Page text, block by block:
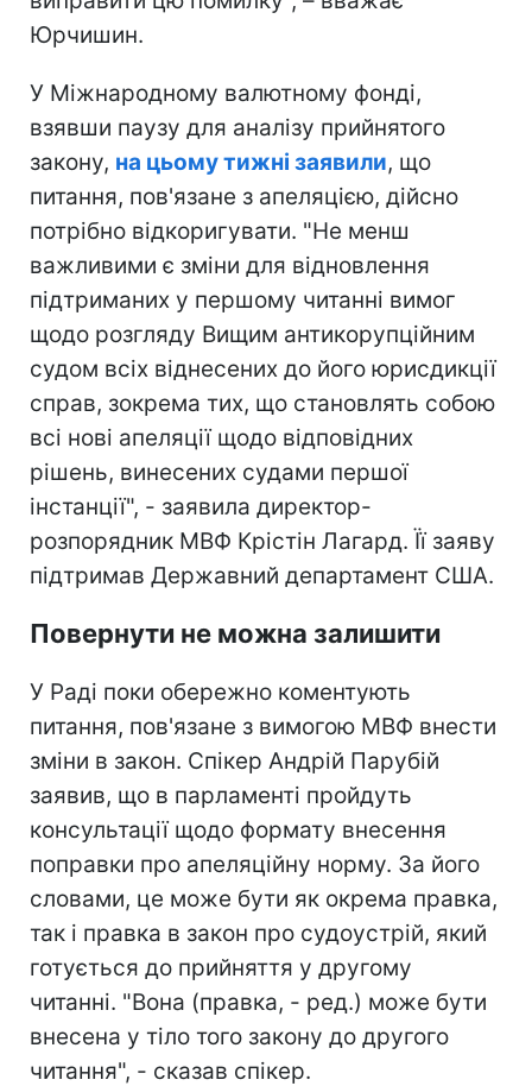
Юрчишин.
У Міжнародному валютному фонді,
взявши паузу для аналізу прийнятого
закону, на цьому тижні заявили, що
питання, пов'язане з апеляцією, дійсно
потрібно відкоригувати. "Не менш
важливими є зміни для відновлення
підтриманих у першому читанні вимог
щодо розгляду Вищим антикорупційним
судом всіх віднесених до його юрисдикції
справ, зокрема тих, що становлять собою
всі нові апеляції щодо відповідних
рішень, винесених судами першої
інстанції", - заявила директор-
розпорядник МВФ Крістін Лагард. Її заяву
підтримав Державний департамент США.
Повернути не можна залишити
У Раді поки обережно коментують
питання, пов'язане з вимогою МВФ внести
зміни в закон. Спікер Андрій Парубій
заявив, що в парламенті пройдуть
консультації щодо формату внесення
поправки про апеляційну норму. За його
словами, це може бути як окрема правка,
так і правка в закон про судоустрій, який
готується до прийняття у другому
читанні. "Вона (правка, - ред.) може бути
внесена у тіло того закону до другого
читання", - сказав спікер.